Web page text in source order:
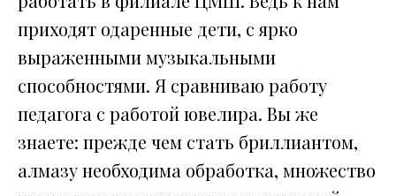
приходят одаренные дети, с ярко
выраженными музыкальными
способностями. Я сравниваю работу
педагога с работой ювелира. Вы же
знаете: прежде чем стать бриллиантом,
алмазу необходима обработка, множество